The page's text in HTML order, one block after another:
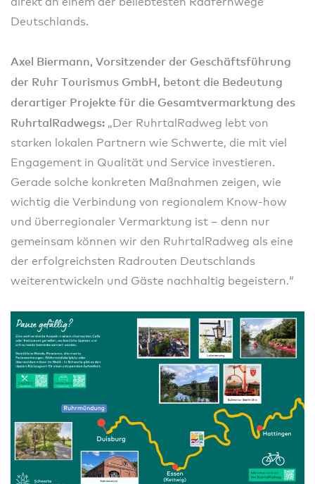
Deutschlands.
Axel Biermann, Vorsitzender der Geschäftsführung
der Ruhr Tourismus GmbH, betont die Bedeutung
derartiger Projekte für die Gesamtvermarktung des
RuhrtalRadwegs: „Der RuhrtalRadweg lebt von
starken lokalen Partnern wie Schwerte, die mit viel
Engagement in Qualität und Service investieren.
Gerade solche konkreten Maßnahmen zeigen, wie
wichtig die Verbindung von regionalem Know-how
und überregionaler Vermarktung ist – denn nur
gemeinsam können wir den RuhrtalRadweg als eine
der erfolgreichsten Radrouten Deutschlands
weiterentwickeln und Gäste nachhaltig begeistern.“